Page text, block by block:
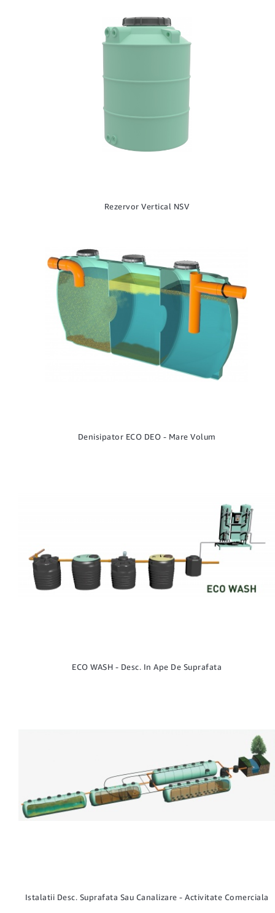
Rezervor Vertical NSV
Denisipator ECO DEO - Mare Volum
ECO WASH - Desc. In Ape De Suprafata
Istalatii Desc. Suprafata Sau Canalizare - Activitate Comerciala